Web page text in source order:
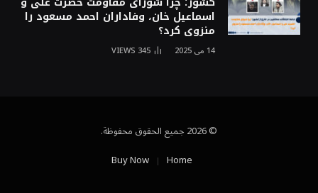
اسماعیل خان، وفاداران احمد مسعود را
منزوی کرد؟
14 می 2025 345
VIEWS
© 2026 جميع الحقوق محفوظة.
Home
Buy Now